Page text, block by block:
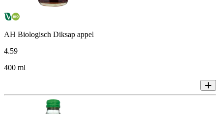
AH Biologisch Diksap appel
4.59
400 ml